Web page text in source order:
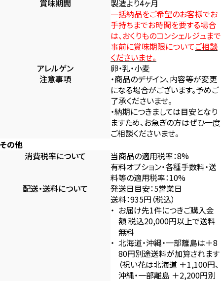
賞味期間
製造より4ヶ月
一括納品をご希望のお客様でお
手持ちまでお時間を要する場合
は、おくりものコンシェルジュまで
事前に賞味期限についてご相談
くださいませ。
アレルゲン
卵・乳・小麦
注意事項
・商品のデザイン、内容等が変更
になる場合がございます。予めご
了承くださいませ。
・納期につきましては目安となり
ますため、お急ぎの方はぜひ一度
ご相談くださいませ。
その他
消費税率について
当商品の適用税率：8%
有料オプション・各種手数料・送
料等の適用税率：10%
配送・送料について
発送日目安：5営業日
送料：935円（税込）
お届け先1件につきご購入金
額 税込20,000円以上で送料
無料
北海道・沖縄・一部離島は＋8
80円別途送料が加算されます
（祝い花は北海道 ＋1,100円、
沖縄・一部離島 ＋2,200円別